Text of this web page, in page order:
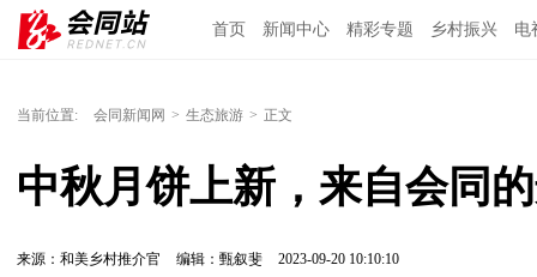
首页 新闻中心 精彩专题 乡村振兴 电
当前位置: 会同新闻网 > 生态旅游 > 正文
中秋月饼上新，来自会同
来源：和美乡村推介官 编辑：甄叙斐 2023-09-20 10:10:10